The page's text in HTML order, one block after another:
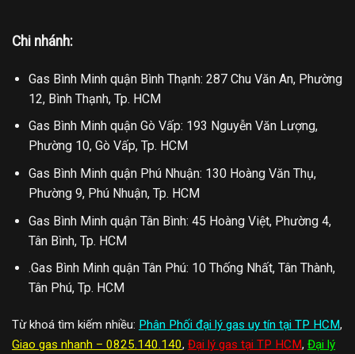
Chi nhánh:
Gas Bình Minh quận Bình Thạnh: 287 Chu Văn An, Phường
12, Bình Thạnh, Tp. HCM
Gas Bình Minh quận Gò Vấp: 193 Nguyễn Văn Lượng,
Phường 10, Gò Vấp, Tp. HCM
Gas Bình Minh quận Phú Nhuận: 130 Hoàng Văn Thụ,
Phường 9, Phú Nhuận, Tp. HCM
Gas Bình Minh quận Tân Bình: 45 Hoàng Việt, Phường 4,
Tân Bình, Tp. HCM
.Gas Bình Minh quận Tân Phú: 10 Thống Nhất, Tân Thành,
Tân Phú, Tp. HCM
Từ khoá tìm kiếm nhiều: Phân Phối đại lý gas uy tín tại TP HCM,
Giao gas nhanh – 0825.140.140, Đại lý gas tại TP HCM, Đại lý